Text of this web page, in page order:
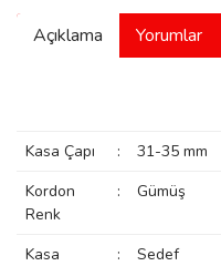
Açıklama Yorumlar
Kasa Çapı :
31-35 mm
Kordon
Renk
: Gümüş
Kasa
: Sedef